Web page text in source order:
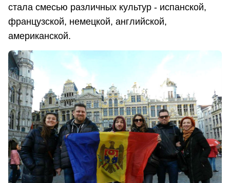
стала смесью различных культур - испанской,
французской, немецкой, английской,
американской.